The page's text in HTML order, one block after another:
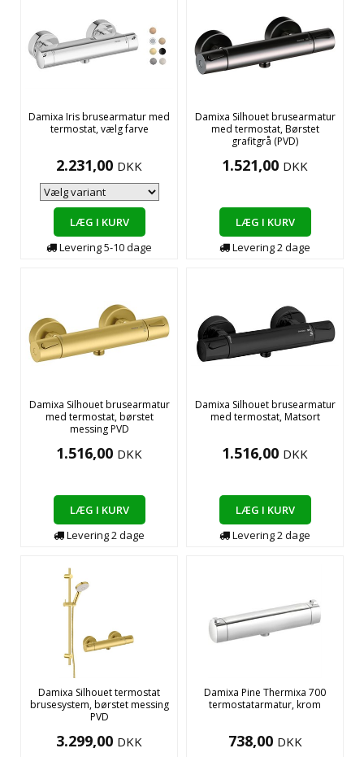
Damixa Iris brusearmatur med
termostat, vælg farve
2.231,00 DKK
LÆG I KURV
Levering5-10dage
Damixa Silhouet brusearmatur
med termostat, Børstet
grafitgrå (PVD)
1.521,00 DKK
LÆG I KURV
Levering2dage
Damixa Silhouet brusearmatur
med termostat, børstet
messing PVD
1.516,00 DKK
LÆG I KURV
Levering2dage
Damixa Silhouet brusearmatur
med termostat, Matsort
1.516,00 DKK
LÆG I KURV
Levering2dage
Damixa Silhouet termostat
brusesystem, børstet messing
PVD
3.299,00 DKK
Damixa Pine Thermixa 700
termostatarmatur, krom
738,00 DKK